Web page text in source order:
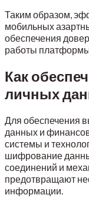
Таким образом,
мобильных
обеспечения
работы
Как
личных
Для обеспечения
данных и
системы и
шифрование
соединений и
предотвращают
информации.